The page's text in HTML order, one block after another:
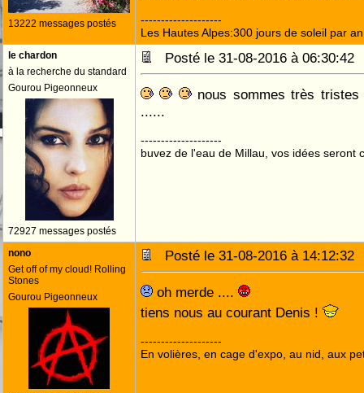
13222 messages postés
--------------------
Les Hautes Alpes:300 jours de soleil par an
le chardon
à la recherche du standard
Gourou Pigeonneux
72927 messages postés
Posté le 31-08-2016 à
nous sommes très tristes
......
--------------------
buvez de l'eau de Millau, vos idées seront
nono
Get off of my cloud! Rolling
Stones
Gourou Pigeonneux
Posté le 31-08-2016 à
oh merde ....
tiens nous au courant Denis !
--------------------
En volières, en cage d'expo, au nid, aux